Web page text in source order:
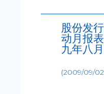
股份发
动月报
九年八
(2009/09/